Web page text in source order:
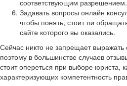
соответствующим разрешением.
Задавать вопросы онлайн
чтобы понять, стоит ли
сайте которого вы оказались.
Сейчас никто не запрещает выражать
поэтому в большинстве случаев
стоит опереться при выборе юриста,
характеризующих компетентность